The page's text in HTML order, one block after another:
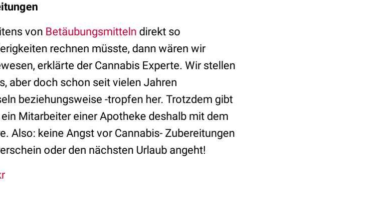
von Betäubungsmitteln direkt so
rechnen müsste, dann wären wir
erklärte der Cannabis Experte. Wir stellen
aber doch schon seit vielen Jahren
beziehungsweise -tropfen her. Trotzdem gibt
Mitarbeiter einer Apotheke deshalb mit dem
Also: keine Angst vor Cannabis- Zubereitungen
oder den nächsten Urlaub angeht!